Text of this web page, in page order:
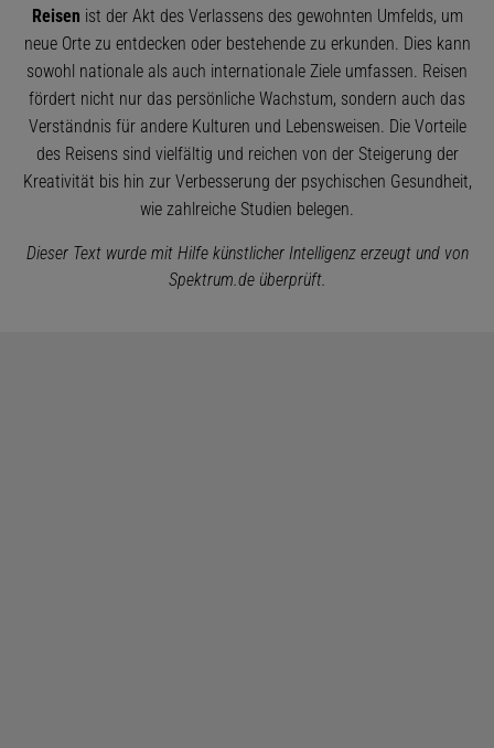
Reisen ist der Akt des Verlassens des gewohnten Umfelds, um
neue Orte zu entdecken oder bestehende zu erkunden. Dies kann
sowohl nationale als auch internationale Ziele umfassen. Reisen
fördert nicht nur das persönliche Wachstum, sondern auch das
Verständnis für andere Kulturen und Lebensweisen. Die Vorteile
des Reisens sind vielfältig und reichen von der Steigerung der
Kreativität bis hin zur Verbesserung der psychischen Gesundheit,
wie zahlreiche Studien belegen.
Dieser Text wurde mit Hilfe künstlicher Intelligenz erzeugt und von
Spektrum.de überprüft.